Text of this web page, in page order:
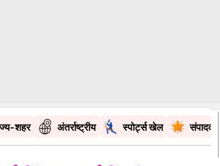
शहर अंतर्राष्ट्रीय स्पोर्ट्स खेल